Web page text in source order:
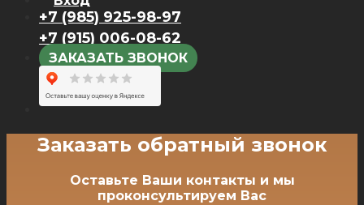
+7 (985) 925-98-97
+7 (915) 006-08-62
ЗАКАЗАТЬ ЗВОНОК
Заказать обратный звонок
Оставьте Ваши контакты и мы
проконсультируем Вас